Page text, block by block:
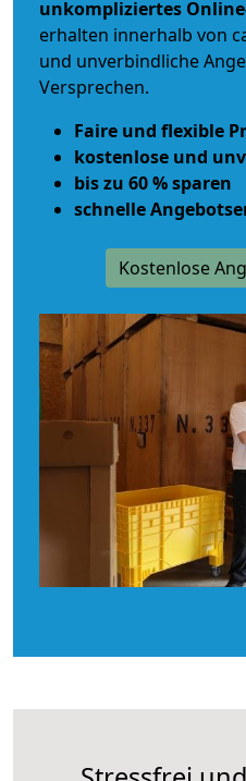
unkompliziertes
erhalten innerhalb von
und unverbindliche
Versprechen.
Faire und flexible
kostenlose und
bis zu 60 % sparen
schnelle
Kostenlose